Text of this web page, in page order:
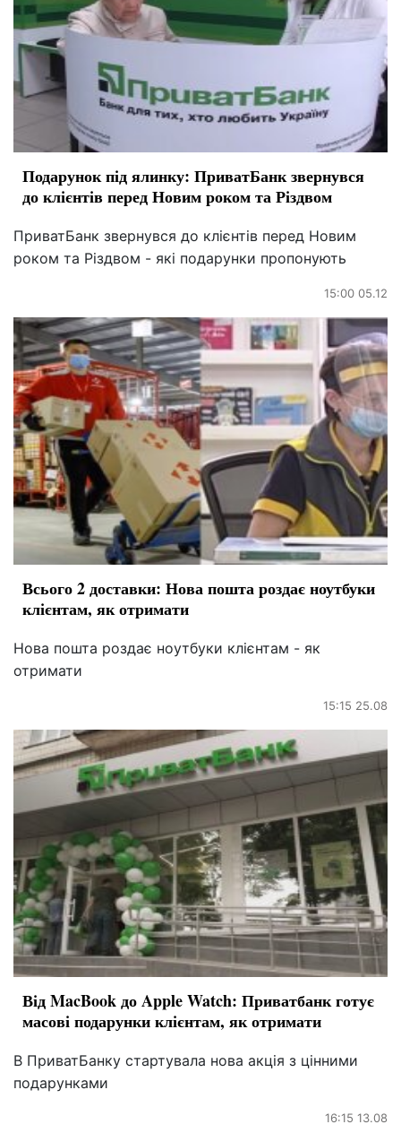
Подарунок під ялинку: ПриватБанк звернувся
до клієнтів перед Новим роком та Різдвом
ПриватБанк звернувся до клієнтів перед Новим
роком та Різдвом - які подарунки пропонують
15:00 05.12
Всього 2 доставки: Нова пошта роздає ноутбуки
клієнтам, як отримати
Нова пошта роздає ноутбуки клієнтам - як
отримати
15:15 25.08
Від MacBook до Apple Watch: Приватбанк готує
масові подарунки клієнтам, як отримати
В ПриватБанку стартувала нова акція з цінними
подарунками
16:15 13.08